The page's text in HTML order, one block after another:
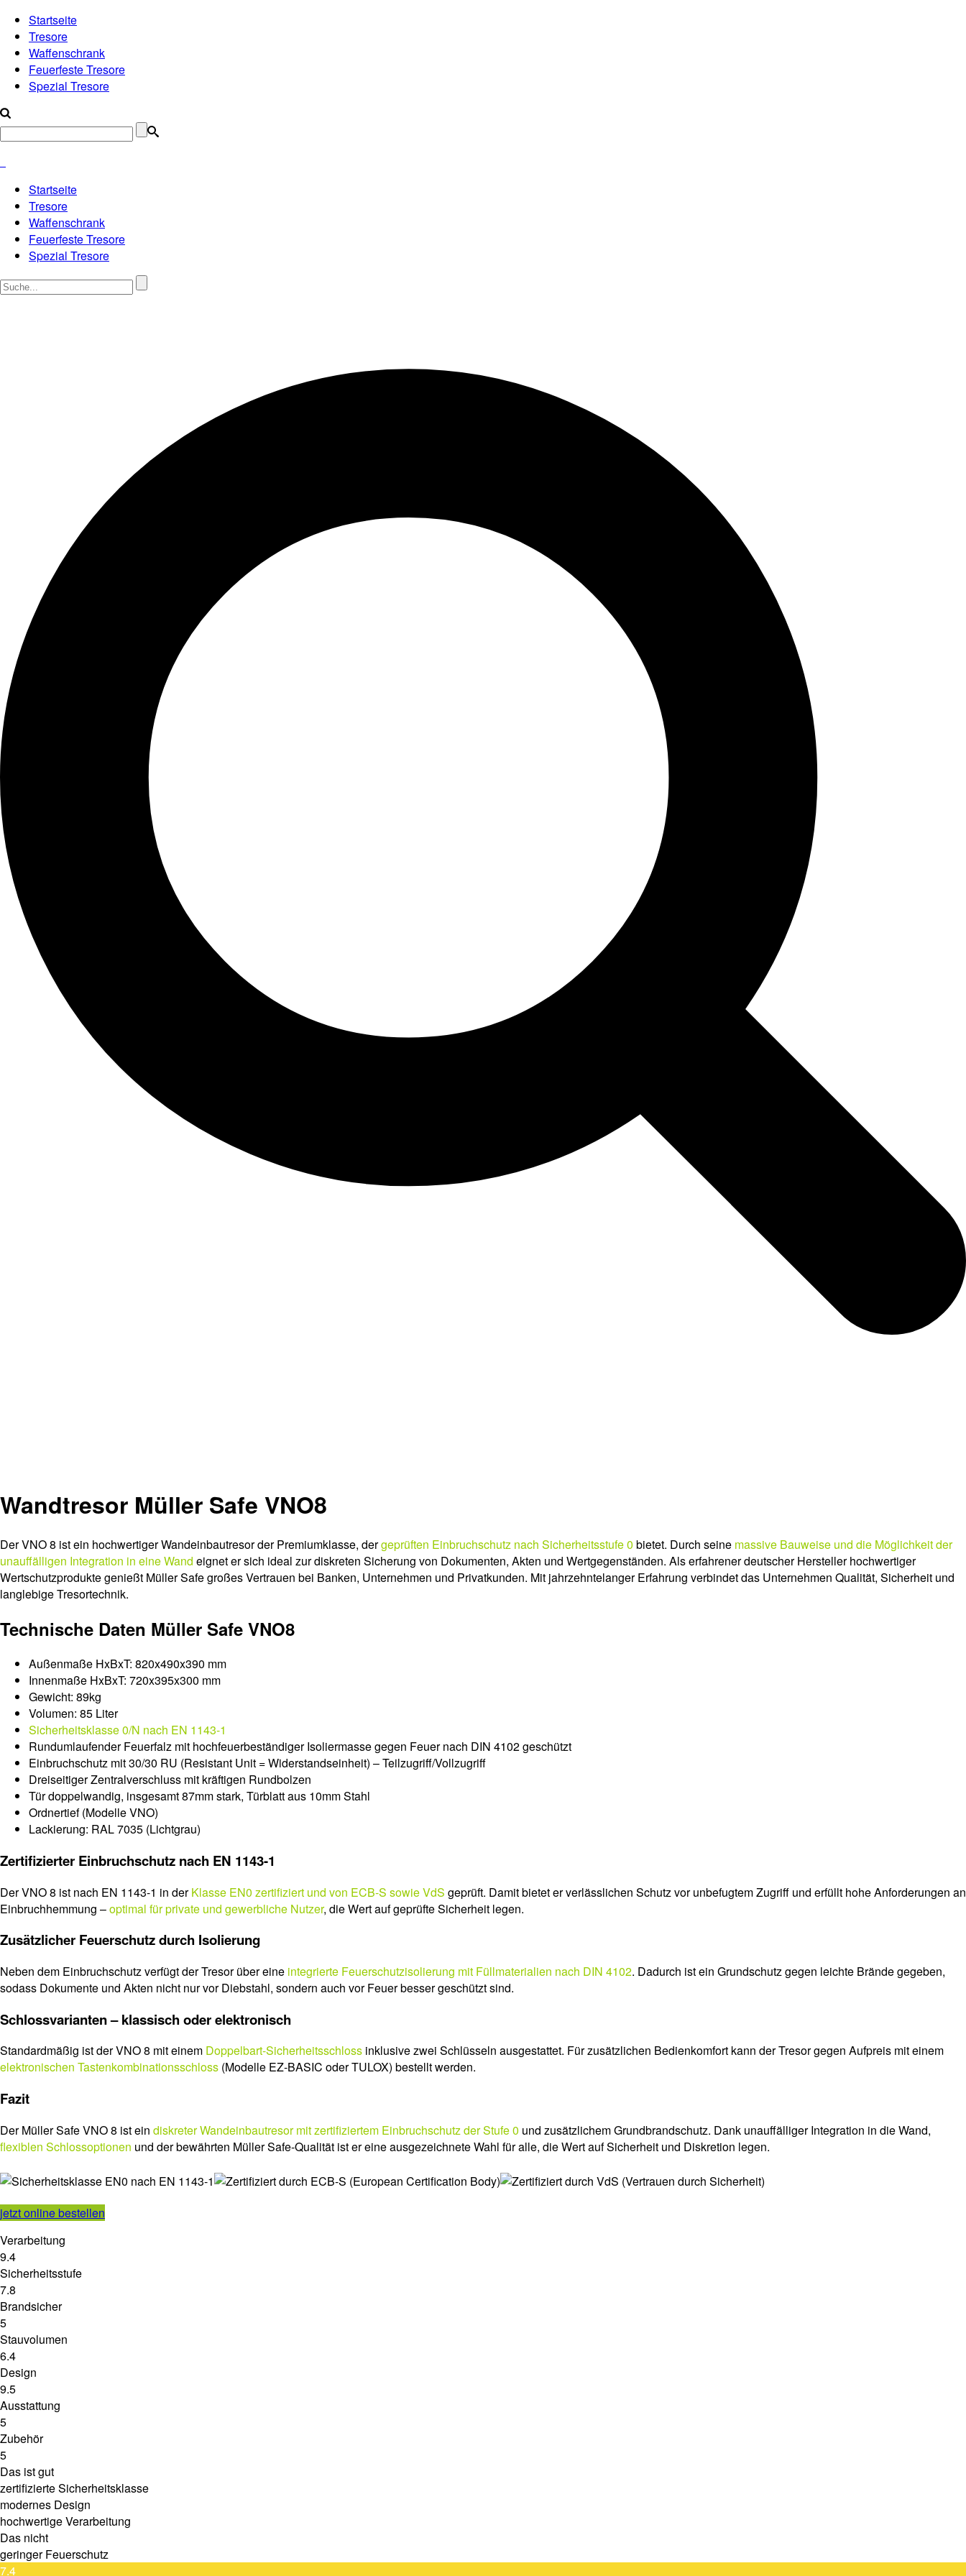
Startseite
Tresore
Waffenschrank
Feuerfeste Tresore
Spezial Tresore
Startseite
Tresore
Waffenschrank
Feuerfeste Tresore
Spezial Tresore
Wandtresor Müller Safe VNO8
Der VNO 8 ist ein hochwertiger Wandeinbautresor der Premiumklasse, dergeprüften Einbruchschutz nach Sicherheitsstufe 0 bietet. Durch seine massive Bauweise und die Möglichkeit der
unauffälligen Integration in eine Wand eignet er sich ideal zur diskreten Sicherung von Dokumenten, Akten und Wertgegenständen. Als erfahrener deutscher Hersteller hochwertiger
Wertschutzprodukte genießt Müller Safe großes Vertrauen bei Banken, Unternehmen und Privatkunden. Mit jahrzehntelanger Erfahrung verbindet das Unternehmen Qualität, Sicherheit und
langlebige Tresortechnik.
Technische Daten Müller Safe VNO8
Außenmaße HxBxT: 820x490x390 mm
Innenmaße HxBxT: 720x395x300 mm
Gewicht: 89kg
Volumen: 85 Liter
Sicherheitsklasse 0/N nach EN 1143-1
Rundumlaufender Feuerfalz mit hochfeuerbeständiger Isoliermasse gegen Feuer nach DIN 4102 geschützt
Einbruchschutz mit 30/30 RU (Resistant Unit = Widerstandseinheit) – Teilzugriff/Vollzugriff
Dreiseitiger Zentralverschluss mit kräftigen Rundbolzen
Tür doppelwandig, insgesamt 87mm stark, Türblatt aus 10mm Stahl
Ordnertief (Modelle VNO)
Lackierung: RAL 7035 (Lichtgrau)
Zertifizierter Einbruchschutz nach EN 1143-1
Der VNO 8 ist nach EN 1143-1 in derKlasse EN0 zertifiziert und von ECB-S sowie VdS geprüft. Damit bietet er verlässlichen Schutz vor unbefugtem Zugriff und erfüllt hohe Anforderungen an
Einbruchhemmung –optimal für private und gewerbliche Nutzer, die Wert auf geprüfte Sicherheit legen.
Zusätzlicher Feuerschutz durch Isolierung
Neben dem Einbruchschutz verfügt der Tresor über eine integrierte Feuerschutzisolierung mit Füllmaterialien nach DIN 4102. Dadurch ist ein Grundschutz gegen leichte Brände gegeben,
sodass Dokumente und Akten nicht nur vor Diebstahl, sondern auch vor Feuer besser geschützt sind.
Schlossvarianten – klassisch oder elektronisch
Standardmäßig ist der VNO 8 mit einem Doppelbart-Sicherheitsschloss inklusive zwei Schlüsseln ausgestattet. Für zusätzlichen Bedienkomfort kann der Tresor gegen Aufpreis mit einem
elektronischen Tastenkombinationsschloss (Modelle EZ-BASIC oder TULOX) bestellt werden.
Fazit
Der Müller Safe VNO 8 ist ein diskreter Wandeinbautresor mit zertifiziertem Einbruchschutz der Stufe 0 und zusätzlichem Grundbrandschutz. Dank unauffälliger Integration in die Wand,
flexiblen Schlossoptionen und der bewährten Müller Safe-Qualität ist er eine ausgezeichnete Wahl für alle, die Wert auf Sicherheit und Diskretion legen.
jetzt online bestellen
Verarbeitung
9.4
Sicherheitsstufe
7.8
Brandsicher
5
Stauvolumen
6.4
Design
9.5
Ausstattung
5
Zubehör
5
Das ist gut
zertifizierte Sicherheitsklasse
modernes Design
hochwertige Verarbeitung
Das nicht
geringer Feuerschutz
7.4